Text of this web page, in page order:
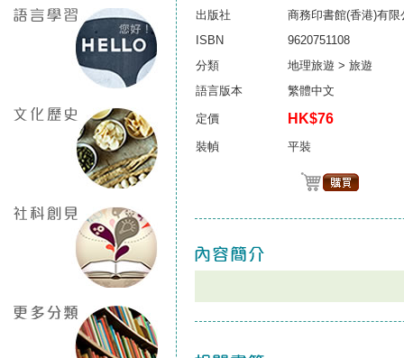
出版社
商務印書館(香港)有限
ISBN
9620751108
分類
地理旅遊 > 旅遊
語言版本
繁體中文
定價 HK$76
裝幀 平裝